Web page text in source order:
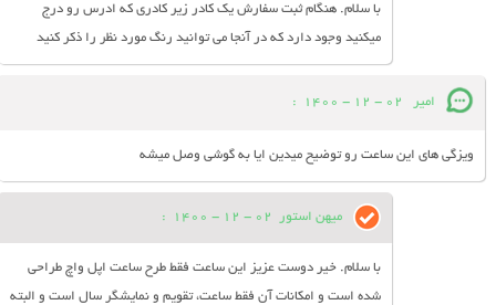
با سلام. هنگام ثبت سفارش یک کادر زیر کادری که ادرس رو درج
میکنید وجود دارد که در آنجا می توانید رنگ مورد نظر را ذکر کنید
امیر 02 - 12 - 1400
:
ویزگی های این ساعت رو توضیح میدین ایا به گوشی وصل میشه
میهن استور 02 - 12 - 1400
:
با سلام. خیر دوست عزیز این ساعت فقط طرح ساعت اپل واچ طراحی
شده است و امکانات آن فقط ساعت، تقویم و نمایشگر سال است و البته